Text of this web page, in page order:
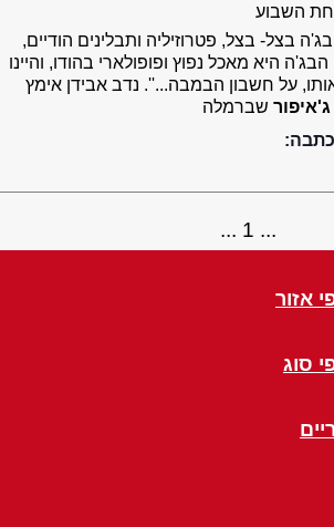
השבוע
בצל- בצל, פטרוזיליה ותבלינים הודיים,
היא מאכל נפוץ ופופולארי בהודו, והיינו
על חשבון הבמבה...''. נדב אבידן אימץ
ג'איפור שברמלה
1
אזור
סוג